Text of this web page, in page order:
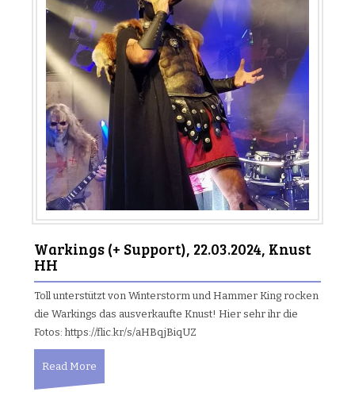
Warkings (+ Support), 22.03.2024, Knust
HH
Toll unterstützt von Winterstorm und Hammer King rocken
die Warkings das ausverkaufte Knust! Hier sehr ihr die
Fotos: https://flic.kr/s/aHBqjBiqUZ
Read More